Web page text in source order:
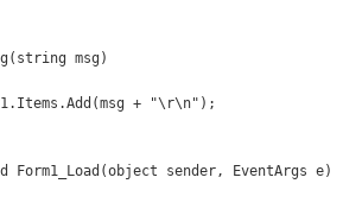
msg)
+ "\r\n");
sender, EventArgs e)